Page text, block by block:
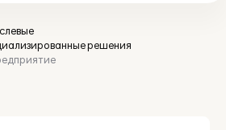
решения